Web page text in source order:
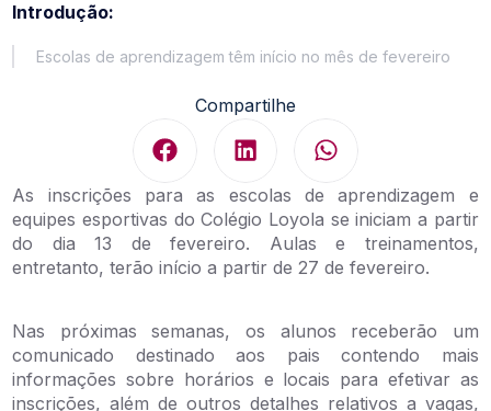
Introdução:
Escolas de aprendizagem têm início no mês de fevereiro
Compartilhe
As inscrições para as escolas de aprendizagem e
equipes esportivas do Colégio Loyola se iniciam a partir
do dia 13 de fevereiro. Aulas e treinamentos,
entretanto, terão início a partir de 27 de fevereiro.
Nas próximas semanas, os alunos receberão um
comunicado destinado aos pais contendo mais
informações sobre horários e locais para efetivar as
inscrições, além de outros detalhes relativos a vagas,